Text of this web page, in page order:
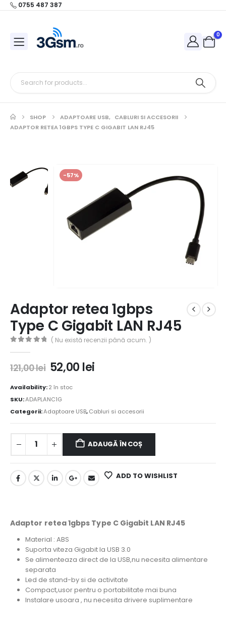
0755 487 387
0
SHOP ADAPTOARE USB, CABLURI SI ACCESORII
ADAPTOR RETEA 1GBPS TYPE C GIGABIT LAN RJ45
-57%
Adaptor retea 1gbps
Type C Gigabit LAN RJ45
( Nu există recenzii până acum. )
121,00lei 52,00 lei
Availability:2 în stoc
SKU:ADAPLANC1G
Categorii:Adaptoare USB,Cabluri si accesorii
ADAUGĂ ÎN COȘ
ADD TO WISHLIST
Adaptor retea 1gbps Type C Gigabit LAN RJ45
Material : ABS
Suporta viteza Gigabit la USB 3.0
Se alimenteaza direct de la USB,nu necesita alimentare
separata
Led de stand-by si de activitate
Compact,usor pentru o portabilitate mai buna
Instalare usoara , nu necesita drivere suplimentare